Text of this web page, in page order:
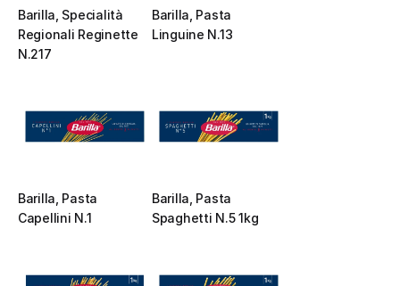
Barilla, Specialità
Regionali Reginette
N.217
Barilla, Pasta
Linguine N.13
Barilla, Pasta
Capellini N.1
Barilla, Pasta
Spaghetti N.5 1kg